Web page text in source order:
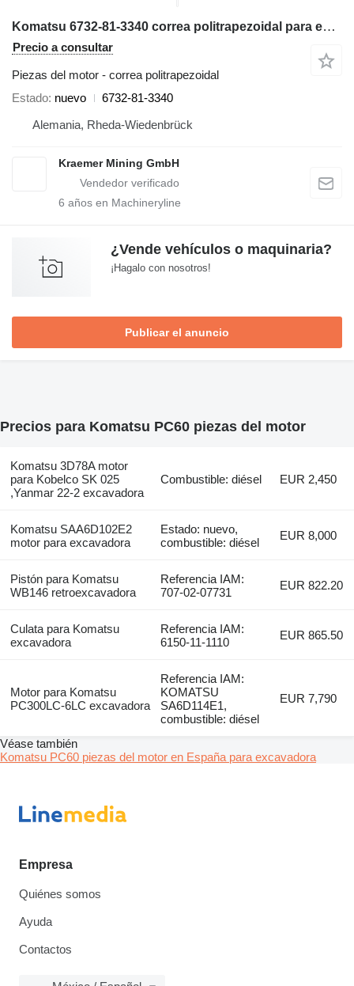
Komatsu 6732-81-3340 correa politrapezoidal para excavadora
Precio a consultar
Piezas del motor - correa politrapezoidal
Estado nuevo
6732-81-3340
Alemania, Rheda-Wiedenbrück
Kraemer Mining GmbH
6 años en Machineryline
¿Vende vehículos o maquinaria?
¡Hagalo con nosotros!
Publicar el anuncio
Precios para Komatsu PC60 piezas del motor
Komatsu 3D78A motor
para Kobelco SK 025
,Yanmar 22-2 excavadora
Combustible: diésel EUR 2,450
Komatsu SAA6D102E2
motor para excavadora
Estado: nuevo,
combustible: diésel
EUR 8,000
Pistón para Komatsu
WB146 retroexcavadora
Referencia IAM:
707-02-07731
EUR 822.20
Culata para Komatsu
excavadora
Referencia IAM:
6150-11-1110
EUR 865.50
Motor para Komatsu
PC300LC-6LC excavadora
Referencia IAM:
KOMATSU
SA6D114E1,
combustible: diésel
EUR 7,790
Véase también
Komatsu PC60 piezas del motor en España para excavadora
Empresa
Quiénes somos
Ayuda
Contactos